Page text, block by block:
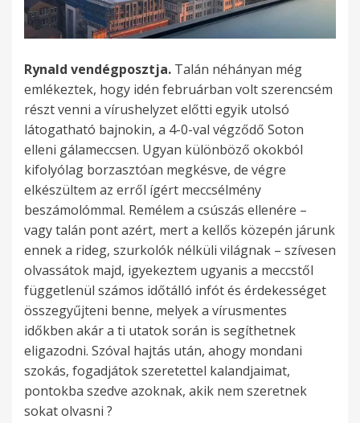
Rynald vendégposztja. Talán néhányan még
emlékeztek, hogy idén februárban volt szerencsém
részt venni a vírushelyzet előtti egyik utolsó
látogatható bajnokin, a 4-0-val végződő Soton
elleni gálameccsen. Ugyan különböző okokból
kifolyólag borzasztóan megkésve, de végre
elkészültem az erről ígért meccsélmény
beszámolómmal. Remélem a csúszás ellenére –
vagy talán pont azért, mert a kellős közepén járunk
ennek a rideg, szurkolók nélküli világnak – szívesen
olvassátok majd, igyekeztem ugyanis a meccstől
függetlenül számos időtálló infót és érdekességet
összegyűjteni benne, melyek a vírusmentes
időkben akár a ti utatok során is segíthetnek
eligazodni. Szóval hajtás után, ahogy mondani
szokás, fogadjátok szeretettel kalandjaimat,
pontokba szedve azoknak, akik nem szeretnek
sokat olvasni ?